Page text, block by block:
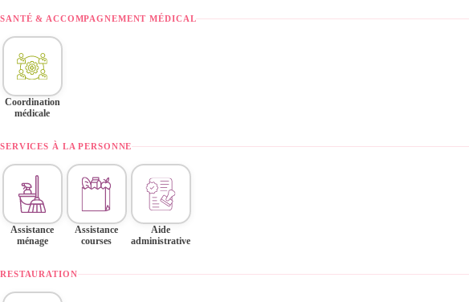
SANTÉ & ACCOMPAGNEMENT MÉDICAL
Coordination
médicale
SERVICES À LA PERSONNE
Assistance
ménage
Assistance
courses
Aide
administrative
RESTAURATION